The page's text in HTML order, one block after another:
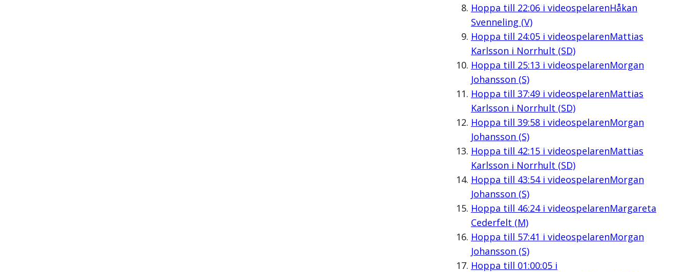
Hoppa till 22:06i videospelarenHåkan
Svenneling (V)
Hoppa till 24:05i videospelarenMattias
Karlsson i Norrhult (SD)
Hoppa till 25:13 i videospelarenMorgan
Johansson (S)
Hoppa till 37:49i videospelarenMattias
Karlsson i Norrhult (SD)
Hoppa till 39:58i videospelarenMorgan
Johansson (S)
Hoppa till 42:15i videospelarenMattias
Karlsson i Norrhult (SD)
Hoppa till 43:54i videospelarenMorgan
Johansson (S)
Hoppa till 46:24i videospelarenMargareta
Cederfelt (M)
Hoppa till 57:41 i videospelarenMorgan
Johansson (S)
Hoppa till 01:00:05i